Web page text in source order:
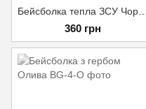
360 грн